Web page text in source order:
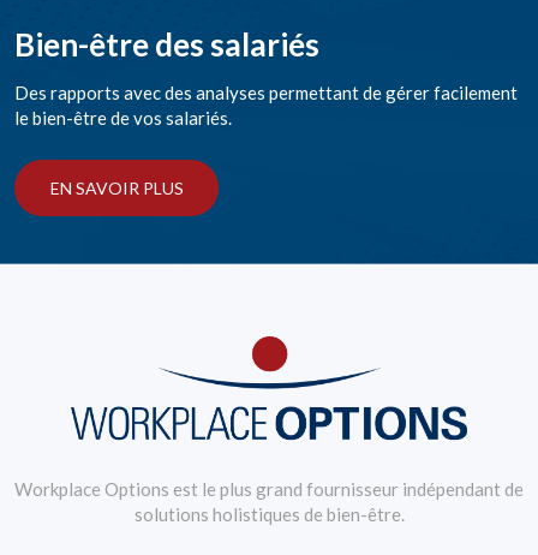
Bien-être des salariés
Des rapports avec des analyses permettant de gérer facilement
le bien-être de vos salariés.
EN SAVOIR PLUS
Workplace Options est le plus grand fournisseur indépendant de
solutions holistiques de bien-être.